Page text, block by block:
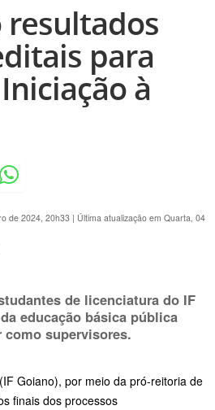
resultados
para
à
de 2024, 20h33 | Última atualização em Quarta, 04
de licenciatura do IF
educação básica pública
como supervisores.
Goiano), por meio da pró-reitoria de
finais dos processos